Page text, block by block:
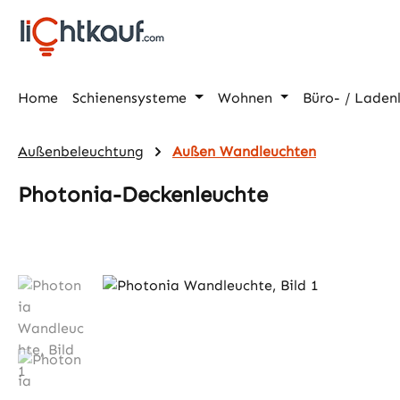
Hauptinhalt springen
Zur Suche springen
Zur Hauptnavigation springen
Home Schienensysteme Wohnen Büro- /
Außenbeleuchtung Außen Wandleuchten
Photonia-Deckenleuchte
Bildergalerie überspringen